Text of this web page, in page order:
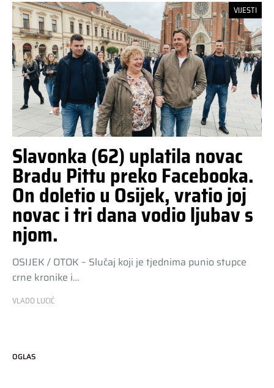
VIJESTI
Slavonka (62) uplatila novac
Bradu Pittu preko Facebooka.
On doletio u Osijek, vratio joj
novac i tri dana vodio ljubav s
njom.
OSIJEK / OTOK – Slučaj koji je tjednima punio stupce
crne kronike i…
VLADO LUCIĆ
OGLAS